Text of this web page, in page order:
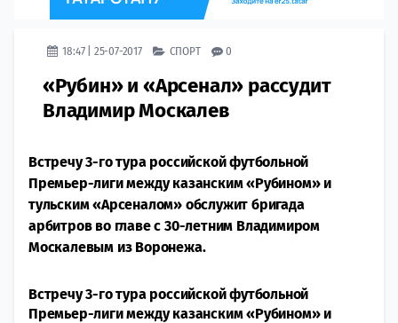
18:47 | 25-07-2017 СПОРТ 0
«Рубин» и «Арсенал» рассудит
Владимир Москалев
Встречу 3-го тура российской футбольной
Премьер-лиги между казанским «Рубином» и
тульским «Арсеналом» обслужит бригада
арбитров во главе с 30-летним Владимиром
Москалевым из Воронежа.
Встречу 3-го тура российской футбольной
Премьер-лиги между казанским «Рубином» и